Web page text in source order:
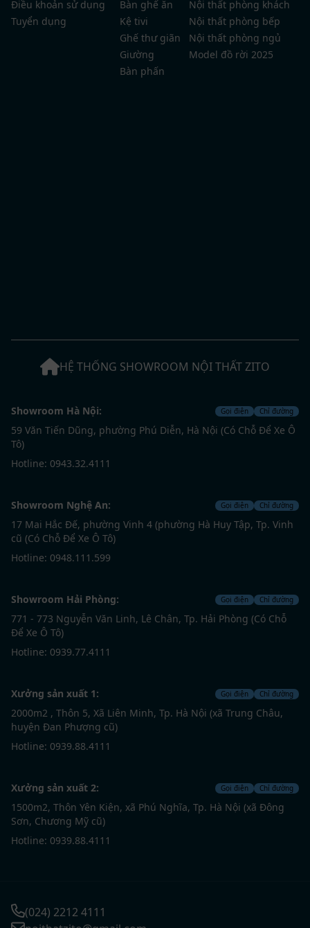
Điều khoản sử dụng
Tuyển dụng
Bàn ghế ăn
Kệ tivi
Ghế thư giãn
Giường
Bàn phấn
Nội thất phòng khách
Nội thất phòng bếp
Nội thất phòng ngủ
Model đồ rời 2025
HỆ THỐNG SHOWROOM NỘI THẤT ZITO
Showroom Hà Nội: Gọi điện Chỉ đường
59 Văn Tiến Dũng, phường Phú Diễn, Hà Nội (Có Chỗ Để Xe Ô
Tô)
Hotline: 0943.32.4111
Showroom Nghệ An: Gọi điện Chỉ đường
17 Mai Hắc Đế, phường Vinh 4 (phường Hà Huy Tập, Tp. Vinh
cũ (Có Chỗ Để Xe Ô Tô)
Hotline: 0948.111.599
Showroom Hải Phòng: Gọi điện Chỉ đường
771 - 773 Nguyễn Văn Linh, Lê Chân, Tp. Hải Phòng (Có Chỗ
Để Xe Ô Tô)
Hotline: 0939.77.4111
Xưởng sản xuất 1: Gọi điện Chỉ đường
2000m2 , Thôn 5, Xã Liên Minh, Tp. Hà Nội (xã Trung Châu,
huyện Đan Phượng cũ)
Hotline: 0939.88.4111
Xưởng sản xuất 2: Gọi điện Chỉ đường
1500m2, Thôn Yên Kiện, xã Phú Nghĩa, Tp. Hà Nội (xã Đông
Sơn, Chương Mỹ cũ)
Hotline: 0939.88.4111
(024) 2212 4111